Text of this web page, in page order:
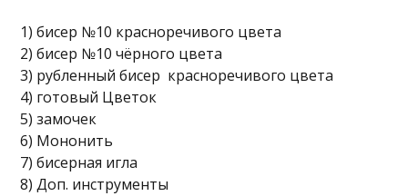
1) бисер №10 красноречивого цвета
2) бисер №10 чёрного цвета
3) рубленный бисер красноречивого цвета
4) готовый Цветок
5) замочек
6) Мононить
7) бисерная игла
8) Доп. инструменты